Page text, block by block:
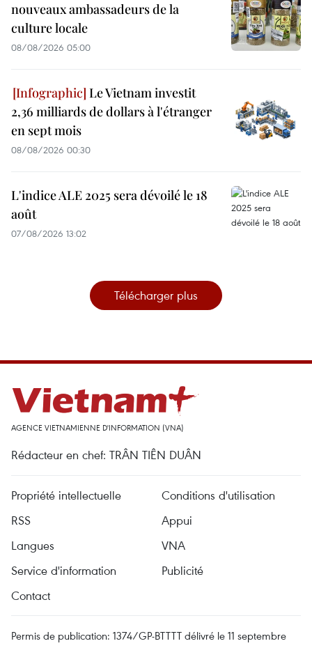
nouveaux ambassadeurs de la
culture locale
08/08/2026 05:00
Le Vietnam investit
2,36 milliards de dollars à l'étranger
en sept mois
08/08/2026 00:30
L'indice ALE 2025 sera dévoilé le 18
août
07/08/2026 13:02
Télécharger plus
AGENCE VIETNAMIENNE D'INFORMATION (VNA)
Rédacteur en chef: TRÂN TIÊN DUÂN
Propriété intellectuelle
Conditions d'utilisation
RSS
Appui
Langues
VNA
Service d'information
Publicité
Contact
Permis de publication: 1374/GP-BTTTT délivré le 11 septembre